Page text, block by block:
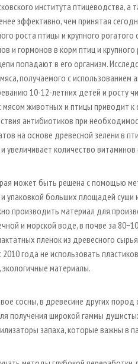
института птицеводства, а
эффективно, чем принятая
роста птицы и крупного
и гормонов в корм птиц и
попадают в его организм.
получаемого с
10-12-летних детей и росту
животных и птицы приводит
антибиотиков при
на основе древесной зелени в
увеличивает количество витаминов
может быть решена с помощью
упаковкой больших площадей
производить материал для
и морской воде, в почве за
пленок из древесного
года не использовать
материалы.
сосны, в древесине других
получения широкой гаммы
запаха, которые важны в